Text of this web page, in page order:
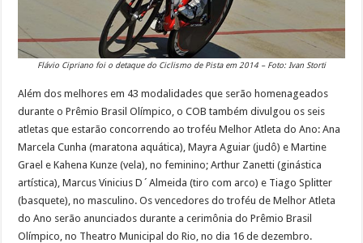
Flávio Cipriano foi o detaque do Ciclismo de Pista em 2014 – Foto: Ivan Storti
Além dos melhores em 43 modalidades que serão homenageados
durante o Prêmio Brasil Olímpico, o COB também divulgou os seis
atletas que estarão concorrendo ao troféu Melhor Atleta do Ano: Ana
Marcela Cunha (maratona aquática), Mayra Aguiar (judô) e Martine
Grael e Kahena Kunze (vela), no feminino; Arthur Zanetti (ginástica
artística), Marcus Vinicius D´Almeida (tiro com arco) e Tiago Splitter
(basquete), no masculino. Os vencedores do troféu de Melhor Atleta
do Ano serão anunciados durante a cerimônia do Prêmio Brasil
Olímpico, no Theatro Municipal do Rio, no dia 16 de dezembro.